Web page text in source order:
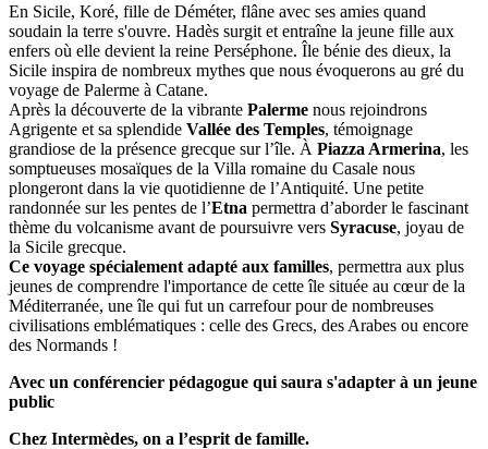
En Sicile, Koré, fille de Déméter, flâne avec ses amies quand
soudain la terre s'ouvre. Hadès surgit et entraîne la jeune fille aux
enfers où elle devient la reine Perséphone. Île bénie des dieux, la
Sicile inspira de nombreux mythes que nous évoquerons au gré du
voyage de Palerme à Catane.
Après la découverte de la vibrante Palerme nous rejoindrons
Agrigente et sa splendide Vallée des Temples, témoignage
grandiose de la présence grecque sur l’île. À Piazza Armerina, les
somptueuses mosaïques de la Villa romaine du Casale nous
plongeront dans la vie quotidienne de l’Antiquité. Une petite
randonnée sur les pentes de l’Etna permettra d’aborder le fascinant
thème du volcanisme avant de poursuivre vers Syracuse, joyau de
la Sicile grecque.
Ce voyage spécialement adapté aux familles, permettra aux plus
jeunes de comprendre l'importance de cette île située au cœur de la
Méditerranée, une île qui fut un carrefour pour de nombreuses
civilisations emblématiques : celle des Grecs, des Arabes ou encore
des Normands !
Avec un conférencier pédagogue qui saura s'adapter à un jeune
public
Chez Intermèdes, on a l’esprit de famille.